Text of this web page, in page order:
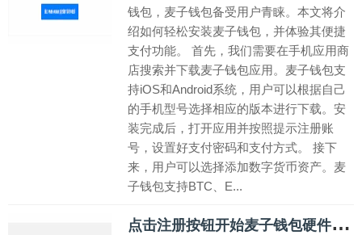
钱包，麦子钱包备受用户青睐。本文将介
绍如何轻松安装麦子钱包，并体验其便捷
支付功能。 首先，我们需要在手机应用商
店搜索并下载麦子钱包应用。麦子钱包支
持iOS和Android系统，用户可以根据自己
的手机型号选择相应的版本进行下载。安
装完成后，打开应用并按照提示注册账
号，设置好支付密码和支付方式。 接下
来，用户可以选择添加数字货币资产。麦
子钱包支持BTC、E...
点
击注册按钮开始麦子钱包硬件钱包注册流程